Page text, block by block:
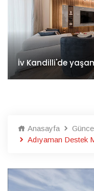
İv Kandilli'de
Anasayfa
Adıyaman Destek